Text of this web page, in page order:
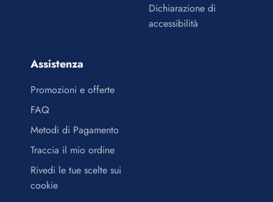
Dichiarazione di
accessibilità
Assistenza
Promozioni e offerte
FAQ
Metodi di Pagamento
Traccia il mio ordine
Rivedi le tue scelte sui
cookie